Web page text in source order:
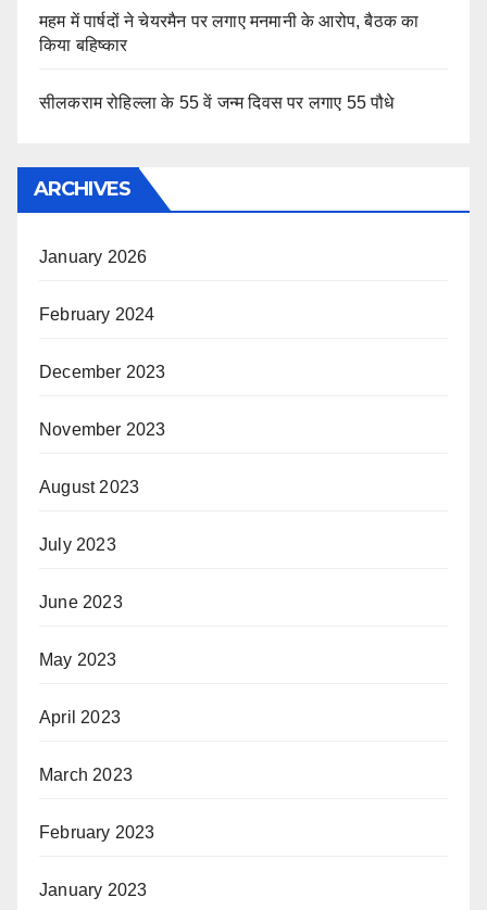
महम में पार्षदों ने चेयरमैन पर लगाए मनमानी के आरोप, बैठक का
किया बहिष्कार
सीलकराम रोहिल्ला के 55 वें जन्म दिवस पर लगाए 55 पौधे
ARCHIVES
January 2026
February 2024
December 2023
November 2023
August 2023
July 2023
June 2023
May 2023
April 2023
March 2023
February 2023
January 2023